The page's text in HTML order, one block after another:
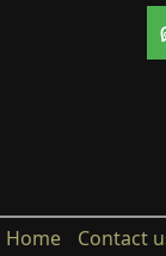
Home Contact